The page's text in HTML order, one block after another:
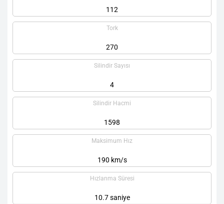
112
Tork
270
Silindir Sayısı
4
Silindir Hacmi
1598
Maksimum Hız
190 km/s
Hızlanma Süresi
10.7 saniye